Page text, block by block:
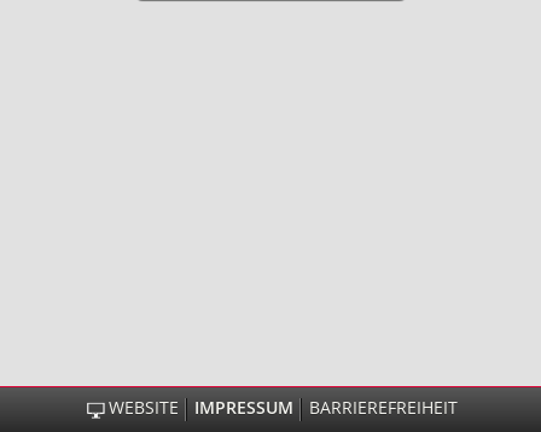
WEBSITE IMPRESSUM BARRIEREFREIHEIT